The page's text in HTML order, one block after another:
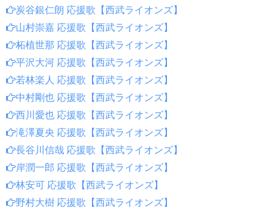
炭谷銀仁朗 応援歌【西武ライオンズ】
山村崇嘉 応援歌【西武ライオンズ】
柘植世那 応援歌【西武ライオンズ】
平沢大河 応援歌【西武ライオンズ】
若林楽人 応援歌【西武ライオンズ】
中村剛也 応援歌【西武ライオンズ】
西川愛也 応援歌【西武ライオンズ】
滝澤夏央 応援歌【西武ライオンズ】
長谷川信哉 応援歌【西武ライオンズ】
岸潤一郎 応援歌【西武ライオンズ】
林安可 応援歌【西武ライオンズ】
野村大樹 応援歌【西武ライオンズ】